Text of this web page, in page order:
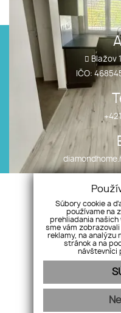
Blažov
IČO:
Makléri
O nás
Služby
Úvery
Súbory cookie a
používame na
prehliadania našich
sme vám
reklamy, na analýzu
stránok a na
návštevníci